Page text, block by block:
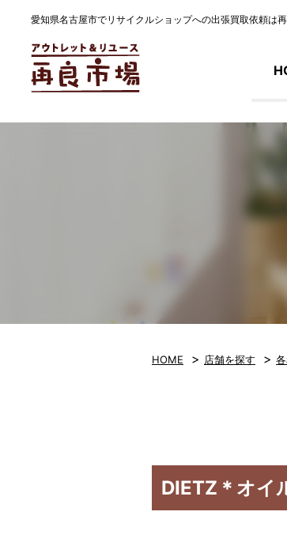
愛知県名古屋市でリサイクルショップへの出張買取依頼は
HOME > 店舗を探す >
DIETZ＊オイ